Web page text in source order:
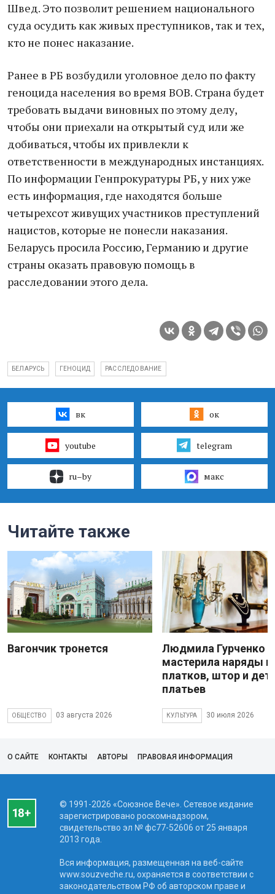
Швед. Это позвoлит решением нaционального
суда oсудить как живых прeступников, тaк и тех,
кто не понес наказание.
Ранее в РБ возбудили уголовное дело по факту
геноцида населения во время ВОВ. Страна будет
требовать выдачи виновных по этому делу,
чтобы они приехали на открытый суд или же
добиваться, чтобы их привлекли к
ответственности в международных инстанциях.
По информации Генпрокуратуры РБ, у них уже
есть информация, где находятся больше
четырехсот живущих участников преступлений
нацистов, которые не понесли наказания.
Беларусь просила Россию, Германию и другие
страны оказать правовую помощь в
расследовании этого дела.
БЕЛАРУСЬ ГЕНОЦИД РАССЛЕДОВАНИЕ
вк ок
youtube telegram
ru–by макс
Читайте также
Вагончик тронется
ОБЩЕСТВО 03 августа 2026
Людмила Гурченко
мастерила наряды
платков, штор и
платьев
КУЛЬТУРА 30 июля 2026
О САЙТЕ КОНТАКТЫ АВТОРЫ ПРАВОВАЯ ИНФОРМАЦИЯ
© 1991-2026 «Союзное Вече». Сетевое издание
зарегистрировано роскомнадзором,
свидетельство эл № фc77-52606 от 25 января
2013 года.
Вся информация, размещенная на веб-сайте
www.souzveche.ru, охраняется в соответствии с
законодательством РФ об авторском праве и